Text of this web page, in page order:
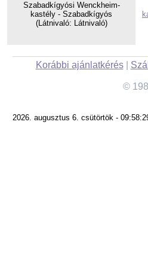
Szabadkígyósi Wenckheim-
kastély - Szabadkígyós
(Látnivaló: Látnivaló)
Korábbi ajánlatkérés|
©
2026. augusztus 6. csütörtök -